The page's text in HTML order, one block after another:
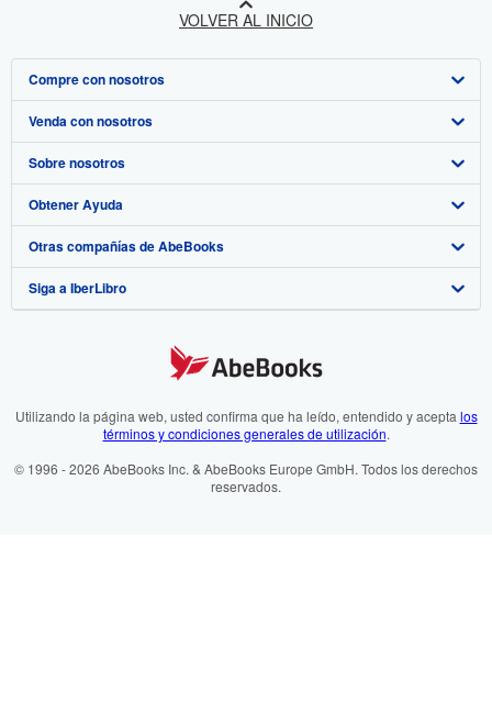
VOLVER AL INICIO
Compre con nosotros
Búsqueda avanzada
Colecciones
Mi cuenta
Mis pedidos
Ver carrito
Venda con nosotros
Comenzar a vender
Únase a nuestro programa de afiliados
Recomiende un vendedor
Sobre nosotros
Sobre IberLibro
Medios
Empleo
Preferencias de cookies
Aviso de cookies
Obtener Ayuda
Preguntas frecuentes y guías
Atención al Cliente
Otras compañías de AbeBooks
AbeBooks.com
AbeBooks.fr
Siga a IberLibro
Utilizando la página web, usted confirma que ha leído, entendido y acepta los
términos y condiciones generales de utilización.
© 1996 - 2026 AbeBooks Inc. & AbeBooks Europe GmbH. Todos los derechos
reservados.